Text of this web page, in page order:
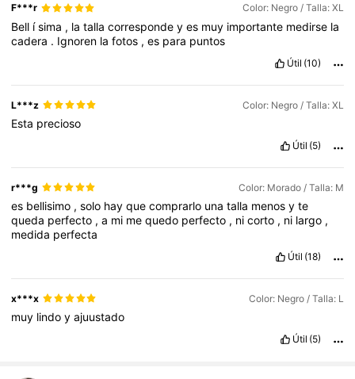
F***r Color: Negro / Talla: XL
Bell ísima , latallacorrespondeyes muy importante medirse la
cadera . Ignoren lafotos ,es para puntos
Útil (10)
L***z Color: Negro / Talla: XL
Esta precioso
Útil (5)
r***g Color: Morado / Talla: M
es bellisimo ,solo hayquecomprarlo unatalla menosyte
queda perfecto ,a mi mequedo perfecto , nicorto , ni largo ,
medida perfecta
Útil (18)
x***x Color: Negro / Talla: L
muy lindoyajuustado
Útil (5)